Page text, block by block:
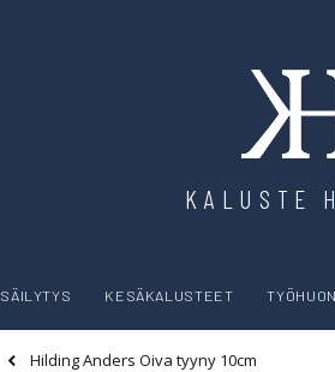
KALUSTE
SÄILYTYS KESÄKALUSTEET
Hilding Anders Oiva tyyny 10cm